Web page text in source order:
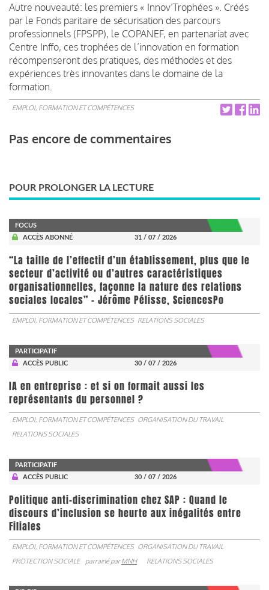
Autre nouveauté: les premiers « Innov’Trophées ». Créés
par le Fonds paritaire de sécurisation des parcours
professionnels (FPSPP), le COPANEF, en partenariat avec
Centre Inffo, ces trophées de l’innovation en formation
récompenseront des pratiques, des méthodes et des
expériences très innovantes dans le domaine de la
formation.
EMPLOI, FORMATION ET COMPÉTENCES
Pas encore de commentaires
POUR PROLONGER LA LECTURE
FOCUS
ACCÈS ABONNÉ
31 / 07 / 2026
“La taille de l’effectif d’un établissement, plus que le
secteur d’activité ou d’autres caractéristiques
organisationnelles, façonne la nature des relations
sociales locales” - Jérôme Pélisse, SciencesPo
EMPLOI, FORMATION ET COMPÉTENCES RELATIONS SOCIALES
PARTICIPATIF
ACCÈS PUBLIC
30 / 07 / 2026
IA en entreprise : et si on formait aussi les
représentants du personnel ?
EMPLOI, FORMATION ET COMPÉTENCES ORGANISATION DU TRAVAIL
RELATIONS SOCIALES
PARTICIPATIF
ACCÈS PUBLIC
30 / 07 / 2026
Politique anti-discrimination chez SAP : Quand le
discours d’inclusion se heurte aux inégalités entre
Filiales
EMPLOI, FORMATION ET COMPÉTENCES ORGANISATION DU TRAVAIL
PROTECTION SOCIALE
parrainé parMNH RELATIONS SOCIALES